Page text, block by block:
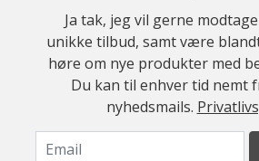
Ja tak, jeg vil gerne
unikke tilbud, samt være
høre om nye produkter med
Du kan til enhver tid nemt
nyhedsmails.